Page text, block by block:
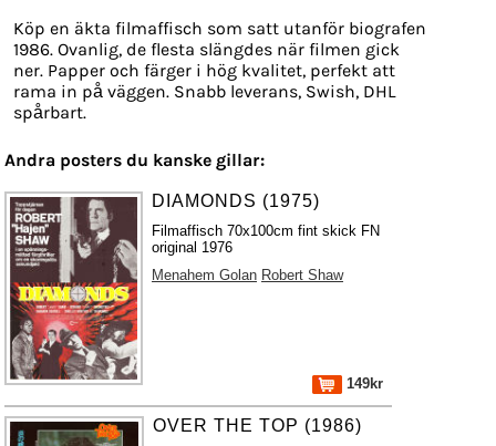
Köp en äkta filmaffisch som satt utanför biografen
1986. Ovanlig, de flesta slängdes när filmen gick
ner. Papper och färger i hög kvalitet, perfekt att
rama in på väggen. Snabb leverans, Swish, DHL
spårbart.
Andra posters du kanske gillar:
DIAMONDS (1975)
Filmaffisch 70x100cm fint skick FN
original 1976
Menahem Golan Robert Shaw
149kr
OVER THE TOP (1986)